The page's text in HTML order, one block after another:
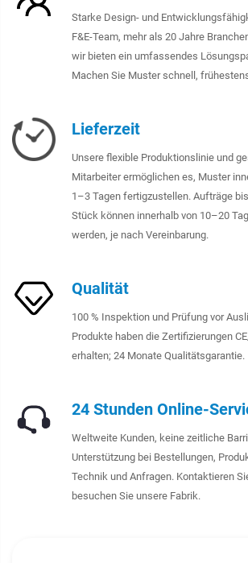
Starke Design- und
F&E-Team, mehr als 20 Jahre
wir bieten ein umfassendes
Machen Sie Muster schnell,
Lieferzeit
Unsere flexible Produktionslinie und
Mitarbeiter ermöglichen es, Muster
1–3 Tagen fertigzustellen. Aufträge
Stück können innerhalb von 10–20
werden, je nach Vereinbarung.
Qualität
100 % Inspektion und Prüfung vor
Produkte haben die Zertifizierungen
erhalten; 24 Monate Qualitätsgarantie.
24 Stunden Online-
Weltweite Kunden, keine zeitliche
Unterstützung bei Bestellungen,
Technik und Anfragen. Kontaktieren
besuchen Sie unsere Fabrik.